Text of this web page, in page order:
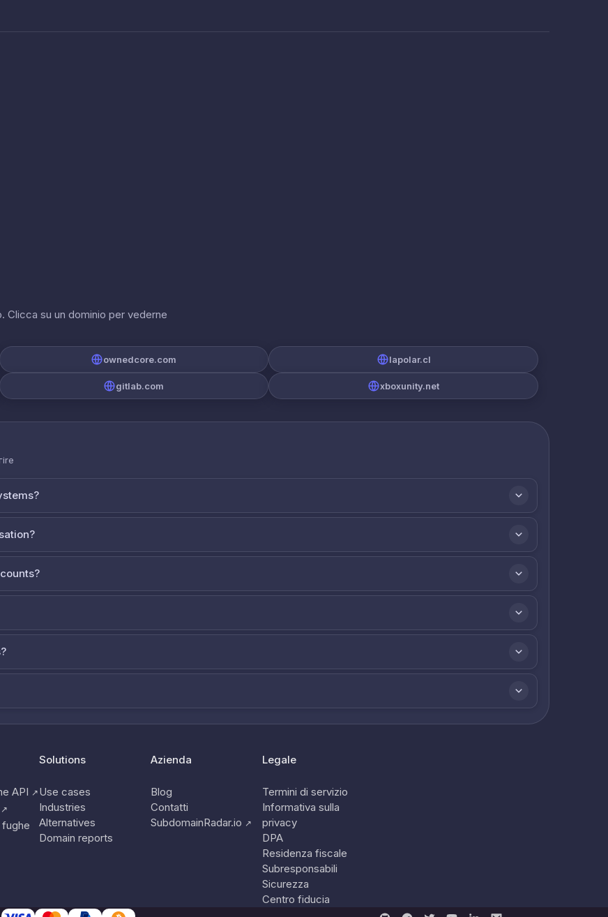
Clicca su un dominio per vederne
ownedcore.com lapolar.cl
gitlab.com xboxunity.net
API ↗
↗
Solutions
Use cases
Industries
Alternatives
Domain reports
Azienda
Blog
Contatti
SubdomainRadar.io ↗
Legale
Termini di servizio
Informativa sulla
privacy
DPA
Residenza fiscale
Subresponsabili
Sicurezza
Centro fiducia